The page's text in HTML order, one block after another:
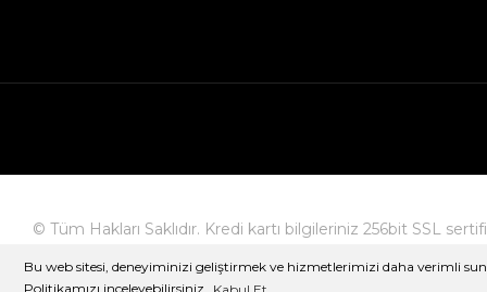
Bu web sitesi, deneyiminizi geliştirmek ve hizmetlerimizi daha verimli
© Tüm Hakları Saklıdır. Kredi kartı bilgileriniz 256bit SSL